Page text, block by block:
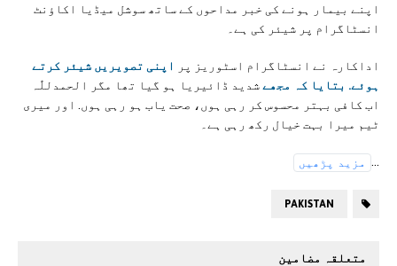
اپنے بیمار ہونے کی خبر مداحوں کے ساتھ سوشل میڈیا اکاؤنٹ
انسٹاگرام پر شیئر کی ہے۔
اداکارہ نے انسٹاگرام اسٹوریز پر
اپنی تصویریں شیئر کرتے
ہوئے. بتایا کہ مجھے شدید ڈائیریا ہو گیا تھا مگر الحمدللّٰہ
اب کافی بہتر محسوس کر رہی ہوں، صحت یاب ہو رہی ہوں. اور میری
ٹیم میرا بہت خیال رکھ رہی ہے۔
مزید پڑھیں
PAKISTAN
متعلقہ مضامین